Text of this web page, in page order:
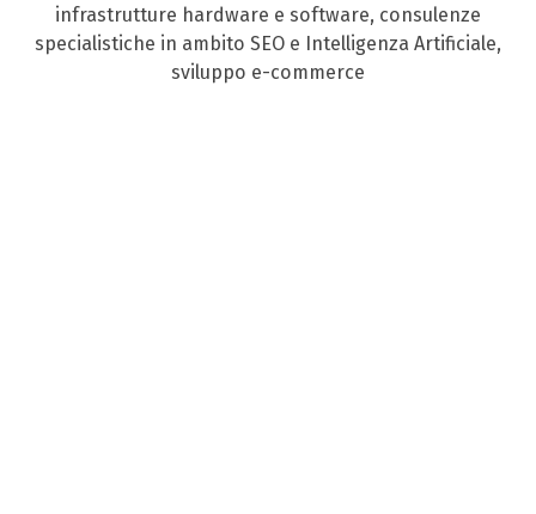
infrastrutture hardware e software, consulenze
specialistiche in ambito SEO e Intelligenza Artificiale,
sviluppo e-commerce